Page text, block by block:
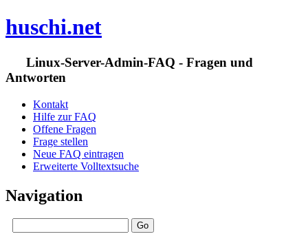
huschi.net
Linux-Server-Admin-FAQ - Fragen und
Antworten
Kontakt
Hilfe zur FAQ
Offene Fragen
Frage stellen
Neue FAQ eintragen
Erweiterte Volltextsuche
Navigation